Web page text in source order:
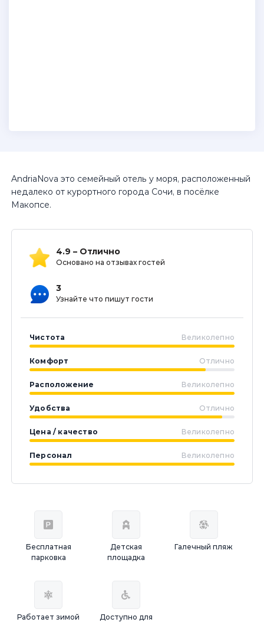
AndriaNova это семейный отель у моря, расположенный
недалеко от курортного города Сочи, в посёлке
Макопсе.
4.9 – Отлично
Основано на отзывах гостей
3
Узнайте что пишут гости
Чистота Великолепно
Комфорт Отлично
Расположение Великолепно
Удобства Отлично
Цена / качество Великолепно
Персонал Великолепно
Бесплатная
парковка
Детская
площадка
Галечный пляж
Работает зимой
Доступно для